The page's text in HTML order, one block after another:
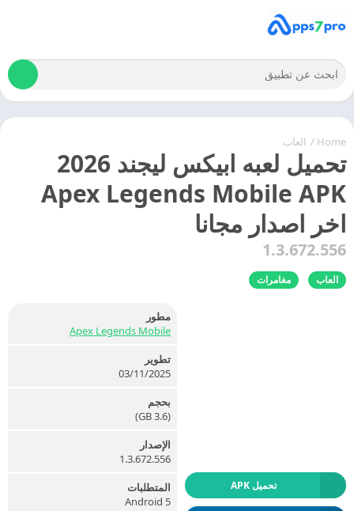
Home
/ العاب
تحميل لعبه ابيكس ليجند 2026
Apex Legends Mobile APK
اخر اصدار مجانا
1.3.672.556
العاب مغامرات
تحميل APK
مطور
Apex Legends Mobile
تطوير
03/11/2025
بحجم
(3.6 GB)
الإصدار
1.3.672.556
المتطلبات
5 Android